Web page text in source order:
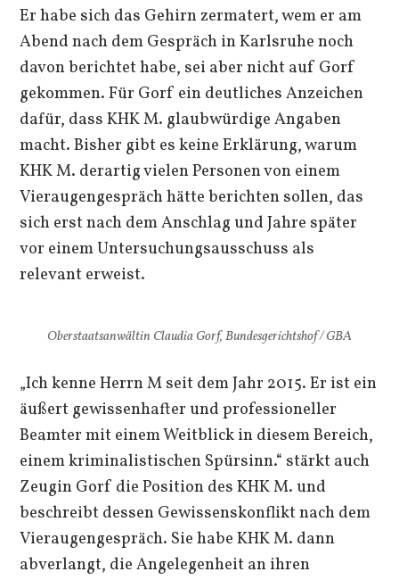
Er habe sich das Gehirn zermatert, wem er am
Abend nach dem Gespräch in Karlsruhe noch
davon berichtet habe, sei aber nicht auf Gorf
gekommen. Für Gorf ein deutliches Anzeichen
dafür, dass KHK M. glaubwürdige Angaben
macht. Bisher gibt es keine Erklärung, warum
KHK M. derartig vielen Personen von einem
Vieraugengespräch hätte berichten sollen, das
sich erst nach dem Anschlag und Jahre später
vor einem Untersuchungsausschuss als
relevant erweist.
Oberstaatsanwältin Claudia Gorf, Bundesgerichtshof / GBA
„Ich kenne Herrn M seit dem Jahr 2015. Er ist ein
äußert gewissenhafter und professioneller
Beamter mit einem Weitblick in diesem Bereich,
einem kriminalistischen Spürsinn.“ stärkt auch
Zeugin Gorf die Position des KHK M. und
beschreibt dessen Gewissenskonflikt nach dem
Vieraugengespräch. Sie habe KHK M. dann
abverlangt, die Angelegenheit an ihren